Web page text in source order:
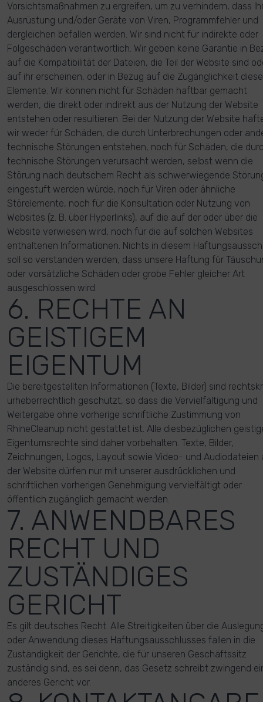
Vorsichtsmaßnahmen zu ergreifen, um zu verhindern, dass
Ausrüstung und/oder Geräte von Viren, Programmfehler und
dergleichen befallen werden. Wir sind nicht für indirekte oder
Folgeschäden verantwortlich. Wir geben keine Garantie in
auf die Kompatibilität der Dateien, die Teil der Website sind
auf ihr erscheinen, oder in Bezug auf die Zugänglichkeit
Elemente. Wir können nicht für Schäden haftbar gemacht
werden, die direkt oder indirekt aus der Nutzung der Website
entstehen oder resultieren. Bei der Nutzung der Website
wir weder für Schäden, die durch Unterbrechungen oder
technische Störungen entstehen, noch für Schäden, die
technische Störungen verursacht werden, selbst wenn die
Störung nach deutschem Recht als schwerwiegende
eingestuft werden würde, noch für Viren oder ähnliche
Störelemente, noch für die Konsultation oder Nutzung von
Websites (z. B. über Hyperlinks), auf die auf der oder über die
Website verwiesen wird, noch für die auf solchen Websites
enthaltenen Informationen. Nichts in diesem
soll so verstanden werden, dass unsere Haftung für
oder vorsätzliche Schäden oder grobe Fehler gleicher Art
ausgeschlossen wird.
6. RECHTE AN
GEISTIGEM
EIGENTUM
Die bereitgestellten Informationen (Texte, Bilder) sind
urheberrechtlich geschützt, so dass die Vervielfältigung und
Weitergabe ohne vorherige schriftliche Zustimmung von
RhineCleanup nicht gestattet ist. Alle diesbezüglichen
Eigentumsrechte sind daher vorbehalten. Texte, Bilder,
Zeichnungen, Logos, Layout sowie Video- und Audiodateien
der Website dürfen nur mit unserer ausdrücklichen und
schriftlichen vorherigen Genehmigung vervielfältigt oder
öffentlich zugänglich gemacht werden.
7. ANWENDBARES
RECHT UND
ZUSTÄNDIGES
GERICHT
Es gilt deutsches Recht. Alle Streitigkeiten über die
oder Anwendung dieses Haftungsausschlusses fallen in die
Zuständigkeit der Gerichte, die für unseren Geschäftssitz
zuständig sind, es sei denn, das Gesetz schreibt zwingend
anderes Gericht vor.